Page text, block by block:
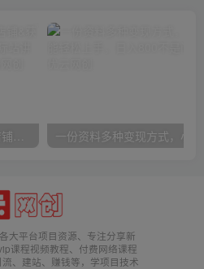
大平台项目资源、专注分享新
课程视频教程、付费网络课程
、建站、赚钱等，学项目技术